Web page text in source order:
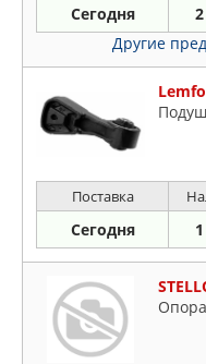
Сегодня
Другие
Поставка
Сегодня